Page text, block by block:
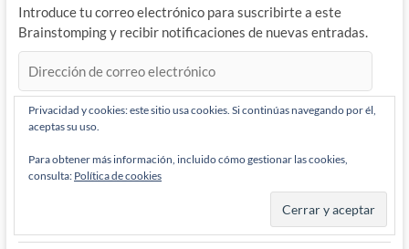
Introduce tu correo electrónico para suscribirte a este
Brainstomping y recibir notificaciones de nuevas entradas.
de
correo
electrónico
Privacidad y cookies: este sitio usa cookies. Si continúas navegando por él,
aceptas su uso.
Para obtener más información, incluido cómo gestionar las cookies,
consulta: Política de cookies